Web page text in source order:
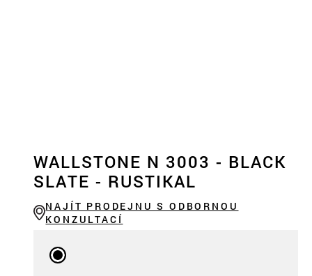
WALLSTONE N 3003 - BLACK
SLATE - RUSTIKAL
NAJÍT PRODEJNU S ODBORNOU
KONZULTACÍ